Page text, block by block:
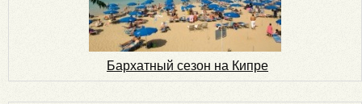
Бархатный сезон на Кипре